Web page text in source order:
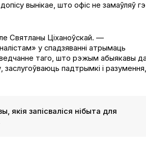
вынікае, што офіс не замаўляў
Святланы Ціханоўскай. —
у спадзяванні атрымаць
таго, што рэжым абыякавы
заслугоўваюць падтрымкі і
якія запісваліся нібыта для